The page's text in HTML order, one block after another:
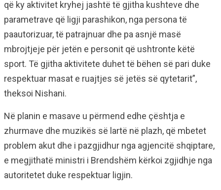
që ky aktivitet kryhej jashtë të gjitha kushteve dhe
parametrave që ligji parashikon, nga persona të
paautorizuar, të patrajnuar dhe pa asnjë masë
mbrojtjeje për jetën e personit që ushtronte këtë
sport. Të gjitha aktivitete duhet të bëhen së pari duke
respektuar masat e ruajtjes së jetës së qytetarit”,
theksoi Nishani.
Në planin e masave u përmend edhe çështja e
zhurmave dhe muzikës së lartë në plazh, që mbetet
problem akut dhe i pazgjidhur nga agjencitë shqiptare,
e megjithatë ministri i Brendshëm kërkoi zgjidhje nga
autoritetet duke respektuar ligjin.